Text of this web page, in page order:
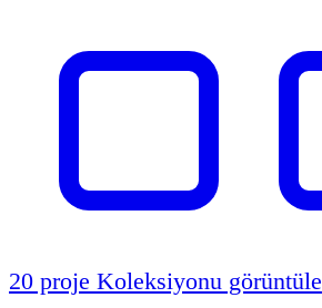
20 proje Koleksiyonu görüntüle